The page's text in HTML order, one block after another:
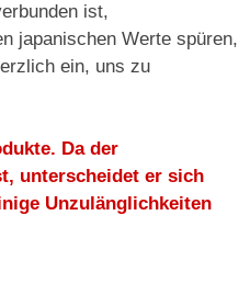
ist,
japanischen Werte spüren,
ein, uns zu
Da der
unterscheidet er sich
Unzulänglichkeiten